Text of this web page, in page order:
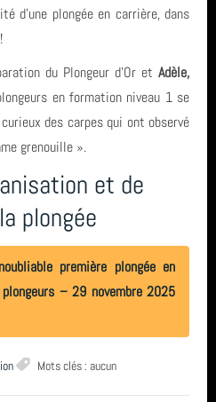
(15)
(10)
TIV
Espagne
SCP
Le Croisic
Cotes dArmor
2026 (2)
2026 (3)
2026 (2)
2026 (1)
2025 (2)
2025 (1)
2025 (3)
2025 (24)
d'une plongée en carrière, dans
du Plongeur d'Or et Adèle,
en formation niveau 1 se
des carpes qui ont observé
grenouille ».
et de
plongée
première plongée en
– 29 novembre 2025
Mots clés : aucun